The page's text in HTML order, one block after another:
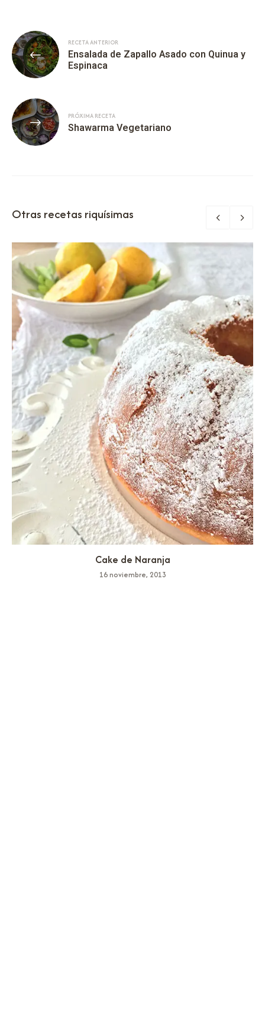
RECETA ANTERIOR
Ensalada de Zapallo Asado con Quinua y
Espinaca
PRÓXIMA RECETA
Shawarma Vegetariano
Otras recetas riquísimas
Cake de Naranja
16 noviembre, 2013